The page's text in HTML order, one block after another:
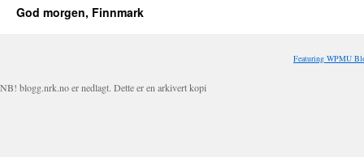
God morgen, Finnmark
Featuring WPMU
NB! blogg.nrk.no er nedlagt. Dette er en arkivert kopi